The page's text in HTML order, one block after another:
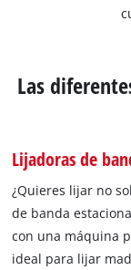
Las
Lijadoras de
¿Quieres lijar no
de banda
con una máquina
ideal para lijar